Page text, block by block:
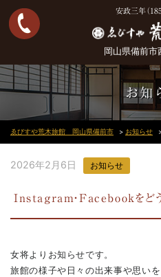
安政三年（
岡山県備前市
お知
ゑびすや荒木旅館 岡山県備前市 > お知らせ
2026年2月6日 お知らせ
Instagram・Facebookをど
女将よりお知らせです。
旅館の様子や日々の出来事や思いを